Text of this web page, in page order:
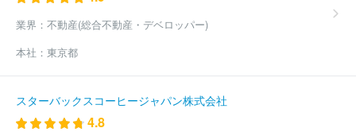
業界： 不動産(総合不動産・デベロッパー)
本社： 東京都
スターバックスコーヒージャパン株式会社
4.8